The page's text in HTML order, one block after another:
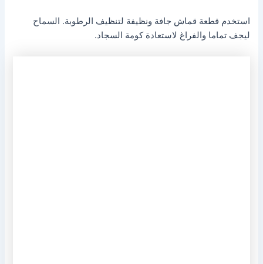
استخدم قطعة قماش جافة ونظيفة لتنظيف الرطوبة. السماح
ليجف تماما والفراغ لاستعادة كومة السجاد.